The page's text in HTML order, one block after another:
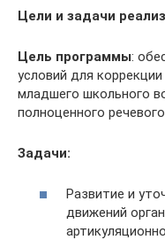
Цели и задачи
Цель программы:
условий для
младшего школьного
полноценного
Задачи:
Развитие и
движений